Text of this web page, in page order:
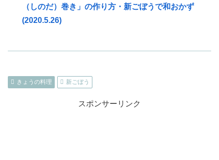
（しのだ）巻き」の作り方・新ごぼうで和おかず
(2020.5.26)
きょうの料理 新ごぼう
スポンサーリンク